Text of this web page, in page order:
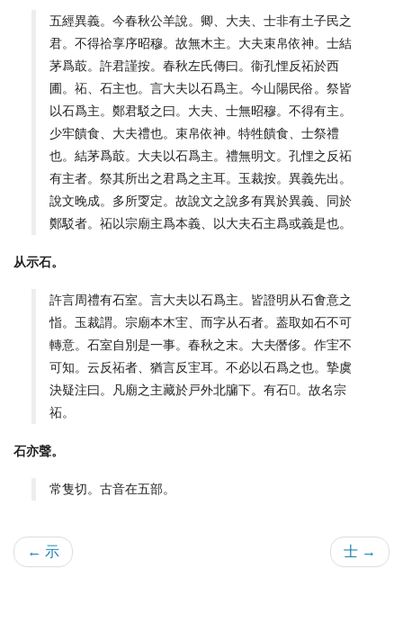
五經異義。今春秋公羊說。卿、大夫、士非有土子民之
君。不得祫享序昭穆。故無木主。大夫束帛依神。士結
茅爲菆。許君謹按。春秋左氏傳曰。衞孔悝反祏於西
圃。祏、石主也。言大夫以石爲主。今山陽民俗。祭皆
以石爲主。鄭君駁之曰。大夫、士無昭穆。不得有主。
少牢饋食、大夫禮也。束帛依神。特牲饋食、士祭禮
也。結茅爲菆。大夫以石爲主。禮無明文。孔悝之反祏
有主者。祭其所出之君爲之主耳。玉裁按。異義先出。
說文晚成。多所㪅定。故說文之說多有異於異義、同於
鄭駁者。祏以宗廟主爲本義、以大夫石主爲或義是也。
从示石。
許言周禮有石室。言大夫以石爲主。皆證明从石㑹意之
恉。玉裁謂。宗廟本木宔、而字从石者。葢取如石不可
轉意。石室自別是一事。春秋之末。大夫僭侈。作宔不
可知。云反祏者、猶言反宔耳。不必以石爲之也。摯虞
決疑注曰。凡廟之主藏於戸外北牖下。有石𦥖。故名宗
祏。
石亦聲。
常隻切。古音在五部。
← 示 士 →